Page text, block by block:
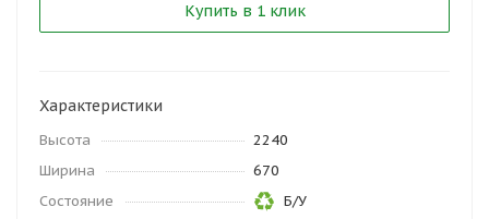
Купить в 1 клик
Характеристики
Высота
2240
Ширина
670
Состояние
Б/У